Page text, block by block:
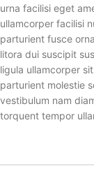
urna facilisi eget
ullamcorper facilisi
parturient fusce
litora dui suscipit
ligula ullamcorper
parturient molestie
vestibulum nam
torquent tempor